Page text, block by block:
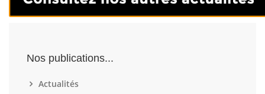
Nos publications...
Actualités